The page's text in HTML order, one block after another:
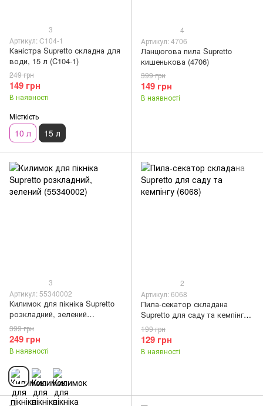
3
Артикул: C104-1
Каністра Supretto складна для
води, 15 л (C104-1)
149 грн
249 грн
В наявності
Місткість
10 л 15 л
4
Артикул: 4706
Ланцюгова пила Supretto
кишенькова (4706)
149 грн
399 грн
В наявності
3
Артикул: 55340002
Килимок для пікніка Supretto
розкладний, зелений
(55340002)
249 грн
399 грн
В наявності
2
Артикул: 6068
Пила-секатор складана
Supretto для саду та кемпінгу
(6068)
129 грн
199 грн
В наявності